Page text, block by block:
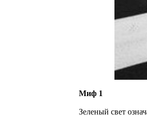
Миф 1
Зеленый свет